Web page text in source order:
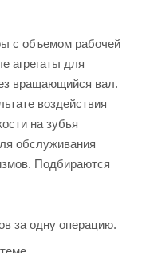
с объемом рабочей
агрегаты для
вращающийся вал.
воздействия
на зубья
обслуживания
Подбираются
за одну операцию.